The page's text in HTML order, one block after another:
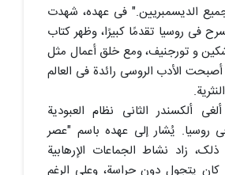
الدیسمبریین." فی عهده، شهدت
فی روسیا تقدمًا کبیرًا، وظهر کتاب
و تورجنیف، ومع خلق أعمال مثل
الأدب الروسی رائدة فی العالم
1861، ألغى ألکسندر الثانی نظام العبودیة
روسیا. یُشار إلى عهده باسم "عصر
زاد نشاط الجماعات الإرهابیة
یتجول دون حراسة، وعلى الرغم